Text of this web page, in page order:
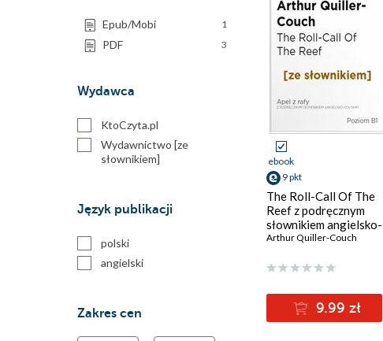
Epub/Mobi 1
PDF 3
Wydawca
KtoCzyta.pl
Wydawnictwo [ze
słownikiem]
Język publikacji
polski
angielski
Zakres cen
ebook
9 pkt
The Roll-Call Of The
Reef z podręcznym
słownikiem angielsko-
polskim. Poziom B1
Arthur Quiller-Couch
9.99 zł